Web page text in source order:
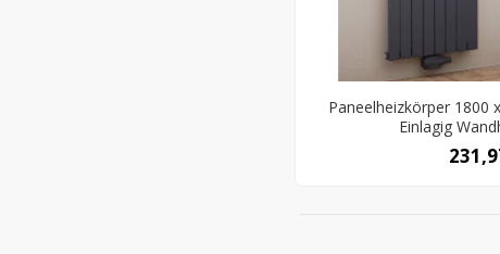
Paneelheizkörper 1800
Einlagig